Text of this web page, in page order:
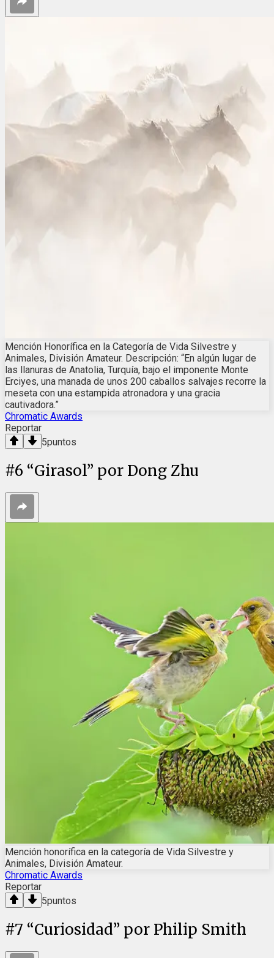
Mención Honorífica en la Categoría de Vida Silvestre y
Animales, División Amateur. Descripción: “En algún lugar de
las llanuras de Anatolia, Turquía, bajo el imponente Monte
Erciyes, una manada de unos 200 caballos salvajes recorre la
meseta con una estampida atronadora y una gracia
cautivadora.”
Chromatic Awards
Reportar
5puntos
#6 “Girasol” por Dong Zhu
Mención honorífica en la categoría de Vida Silvestre y
Animales, División Amateur.
Chromatic Awards
Reportar
5puntos
#7 “Curiosidad” por Philip Smith